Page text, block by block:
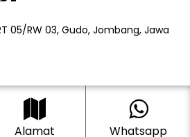
05/RW 03, Gudo, Jombang, Jawa
Alamat Whatsapp